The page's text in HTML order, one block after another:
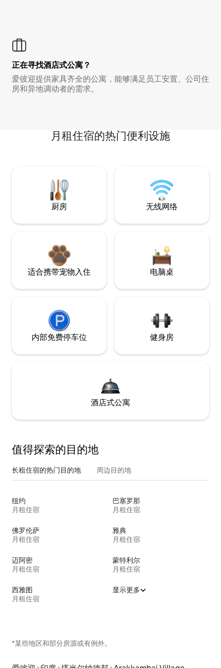
正在寻找酒店式公寓？
爱彼迎提供家具齐全的公寓，能够满足员工安置、公司住
房和异地调动者的需求。
月租住宿的热门便利设施
厨房 无线网络
适合携带宠物入住 电脑桌
内部免费停车位 健身房
酒店式公寓
值得探索的目的地
长租住宿的热门目的地 周边目的地
纽约
月租住宿
巴塞罗那
月租住宿
佛罗伦萨
月租住宿
雅典
月租住宿
迈阿密
月租住宿
蒙特利尔
月租住宿
西雅图
月租住宿
显示更多
*某些地区和部分房源或有例外。